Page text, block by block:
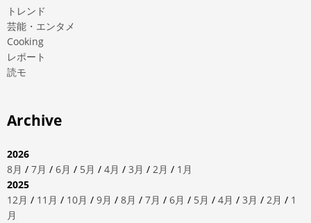
トレンド
芸能・エンタメ
Cooking
レポート
読モ
Archive
2026
8月 / 7月 / 6月 / 5月 / 4月 / 3月 / 2月 / 1月
2025
12月 / 11月 / 10月 / 9月 / 8月 / 7月 / 6月 / 5月 / 4月 / 3月 / 2月 / 1
月